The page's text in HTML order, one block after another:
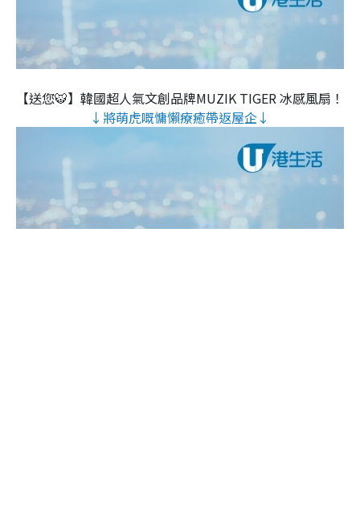
【送您🐯】韓國超人氣文創品牌MUZIK TIGER 冰感風扇！
↓將萌虎嘅慵懶療癒帶返屋企↓